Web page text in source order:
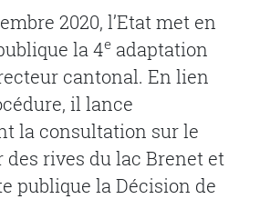
2020, l’Etat met en
la 4e adaptation
cantonal. En lien
il lance
la consultation sur le
rives du lac Brenet et
publique la Décision de